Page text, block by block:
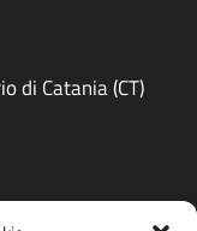
di Catania (CT)